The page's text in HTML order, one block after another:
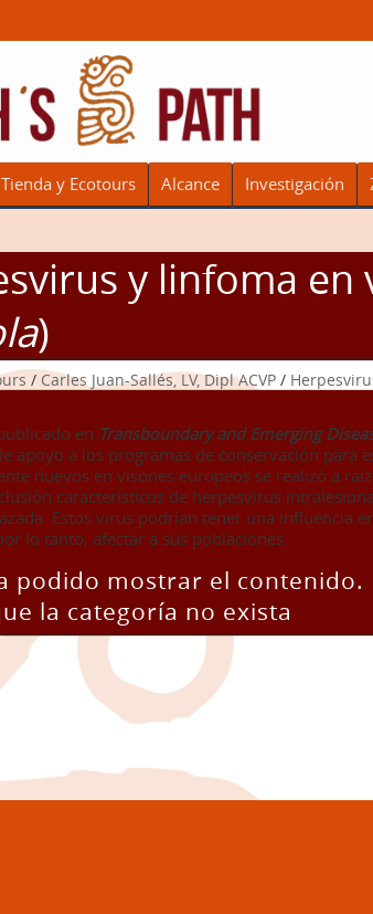
Tienda y Ecotours Alcance Investigación
y linfoma en
)
/ Carles Juan-Sallés, LV, Dipl ACVP /
en Transboundary and Emerging
apoyo a los programas de conservación para
nuevos en visones europeos se realizó a
característicos de herpesvirus
Estos virus podrían tener una influencia
lo tanto, afectar a sus poblaciones.
podido mostrar el contenido.
la categoría no exista